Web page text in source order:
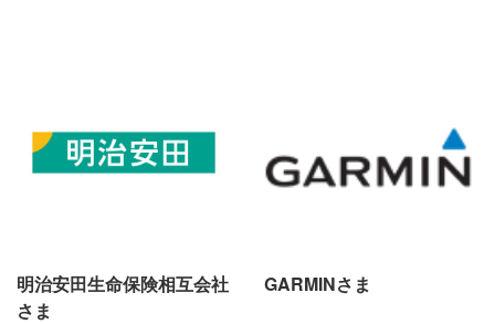
明治安田生命保険相互会社
さま
GARMINさま